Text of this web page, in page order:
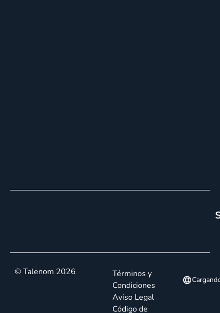
© Talenom 2026
Términos y
Condiciones
Aviso Legal
Código de